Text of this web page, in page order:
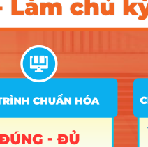
Tin tuyển sinh vào 10
Liên hệ
Điều khoản dịch vụ